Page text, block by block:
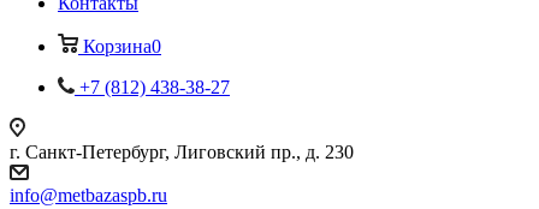
Корзина0
+7 (812) 438-38-27
г. Санкт-Петербург, Лиговский пр., д. 230
info@metbazaspb.ru